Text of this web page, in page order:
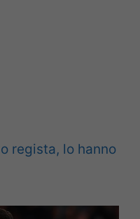
regista, lo hanno